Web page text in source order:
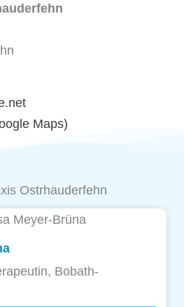
Maps)
Ostrhauderfehn
Bobath-